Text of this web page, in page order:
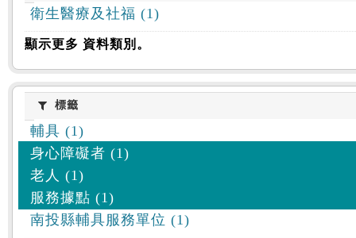
衛生醫療及社福 (1)
顯示更多 資料類別。
標籤標籤
輔具 (1)
身心障礙者 (1)
老人 (1)
服務據點 (1)
南投縣輔具服務單位 (1)